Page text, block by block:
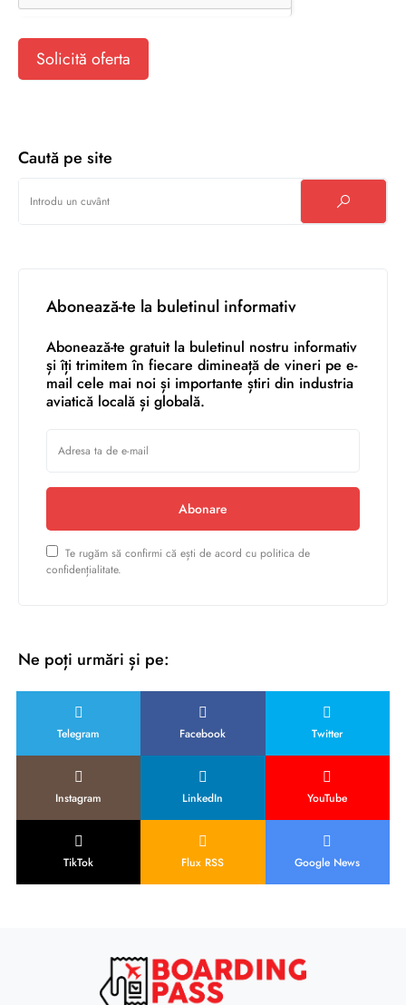
Solicită oferta
Caută pe site
Abonează-te la buletinul informativ
Abonează-te gratuit la buletinul nostru informativ
și îți trimitem în fiecare dimineață de vineri pe e-
mail cele mai noi și importante știri din industria
aviatică locală și globală.
Abonare
Te rugăm să confirmi că ești de acord cu politica de
confidențialitate.
Ne poți urmări și pe:
Telegram Facebook Twitter
Instagram LinkedIn YouTube
TikTok Flux RSS Google News